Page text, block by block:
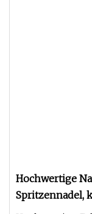
Hochwertige
Spritzennadel,
Heißkanalform